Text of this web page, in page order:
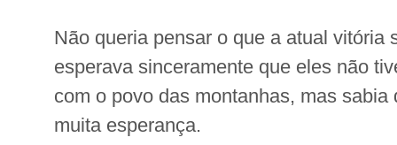
Não queria pensar o que a atual vitória
esperava sinceramente que eles não
com o povo das montanhas, mas sabia
muita esperança.